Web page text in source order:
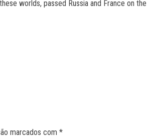
worlds, passed Russia and France on
marcados com *